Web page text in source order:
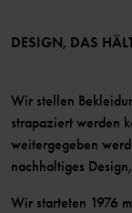
Mitglied werden
DESIGN, DAS
Wir stellen
strapaziert werden
weitergegeben
nachhaltiges
Wir starteten 1976